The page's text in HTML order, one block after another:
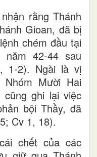
rằng Thánh
Gioan, đã bị
chém đầu tại
năm 42-44 sau
1-2). Ngài là vị
Mười Hai
ghi lại việc
bội Thầy, đã
Cv 1, 18).
chết của các